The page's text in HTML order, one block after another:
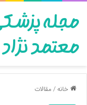
مجله
معتمد نژاد
خانه/مقالات